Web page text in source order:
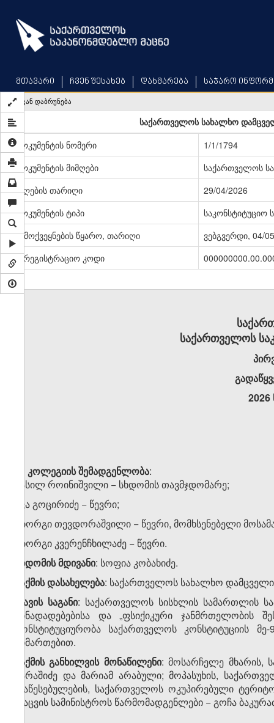
main
content
მთავარი ჩვენ შესახებ დახმარება საჯარო
უკან დაბრუნება
საქართველოს სახალხო
დოკუმენტის ნომერი
1/1/1794
დოკუმენტის მიმღები
საქართველოს
მიღების თარიღი
29/04/2026
დოკუმენტის ტიპი
საკონსტიტუციო
გამოქვეყნების წყარო, თარიღი
ვებგვერდი, 04/
სარეგისტრაციო კოდი
საქართველოს
კოლეგიისშემადგენლობა:
ვასილ როინიშვილი − სხდომის თავმჯდომარე;
ევა გოცირიძე − წევრი;
გიორგი თევდორაშვილი − წევრი, მომხსენებელი
გიორგი კვერენჩხილაძე − წევრი.
სხდომისმდივანი: სოფია კობახიძე.
საქმისდასახელება: საქართველოს სახალხო
დავის საგანი: საქართველოს სისხლის სამართლის
წინადადებებისა და „ფსიქიკური ჯანმრთელობის
კონსტიტუციურობა საქართველოს კონსტიტუციის
მიმართებით.
საქმის განხილვის მონაწილენი: მოსარჩელე მხარის,
შარაშიძე და მარიამ არაბული; მოპასუხის,
დაწესებულების, საქართველოს ოკუპირებული
დაცვის სამინისტროს წარმომადგენლები − გოჩა